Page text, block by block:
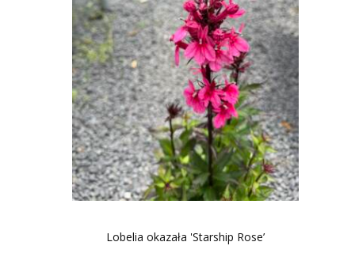
Lobelia okazała 'Starship Rose’